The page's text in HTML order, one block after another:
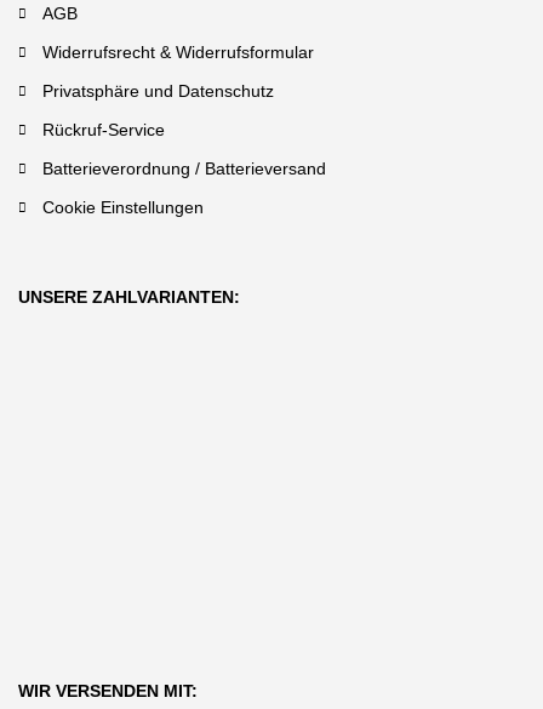
AGB
Widerrufsrecht & Widerrufsformular
Privatsphäre und Datenschutz
Rückruf-Service
Batterieverordnung / Batterieversand
Cookie Einstellungen
UNSERE ZAHLVARIANTEN:
WIR VERSENDEN MIT: